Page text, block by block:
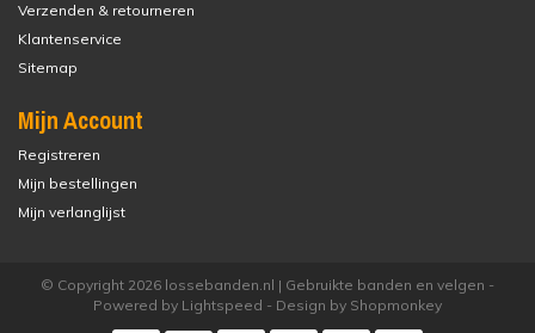
Verzenden & retourneren
Klantenservice
Sitemap
Mijn Account
Registreren
Mijn bestellingen
Mijn verlanglijst
© Copyright 2026 lossebanden.nl | Gebruikte banden en velgen -
Powered by Lightspeed - Design by Shopmonkey